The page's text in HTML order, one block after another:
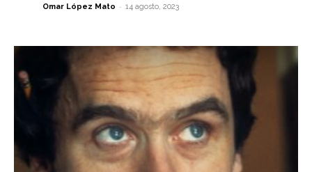
Omar López Mato - 14 agosto, 2023